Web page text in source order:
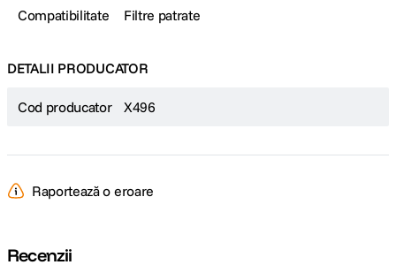
Compatibilitate Filtre patrate
DETALII PRODUCATOR
Cod producator X496
Raportează o eroare
Recenzii